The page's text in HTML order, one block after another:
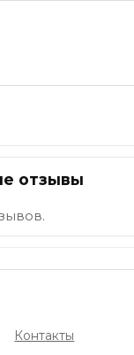
отзывы
Контакты